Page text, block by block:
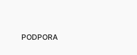
PODPORA